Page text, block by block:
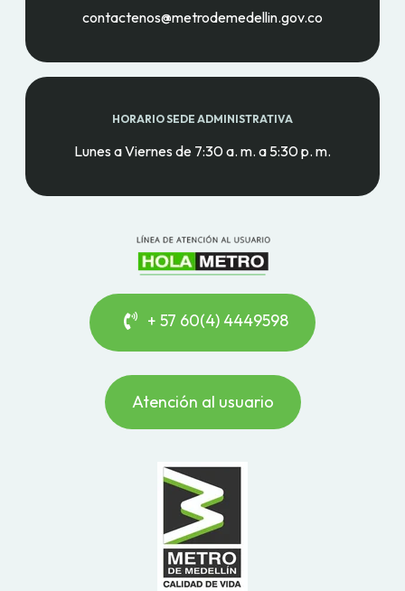
contactenos@metrodemedellin.gov.co
HORARIO SEDE ADMINISTRATIVA
Lunes a Viernes de 7:30 a. m. a 5:30 p. m.
+ 57 60(4) 4449598
Atención al usuario